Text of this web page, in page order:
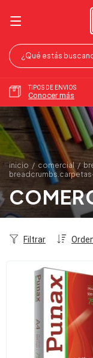
TIPOS DE ENVIOS
Conocer más
inicio / comercial /
Filtrar